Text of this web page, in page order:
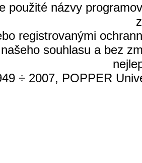
použité názvy
registrovanými
souhlasu a bez
÷ 2007, POPPER